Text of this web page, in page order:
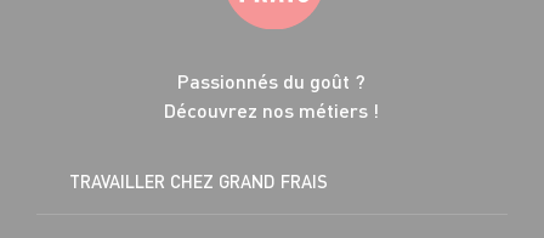
Passionnés du goût ?
Découvrez nos métiers !
TRAVAILLER CHEZ GRAND FRAIS